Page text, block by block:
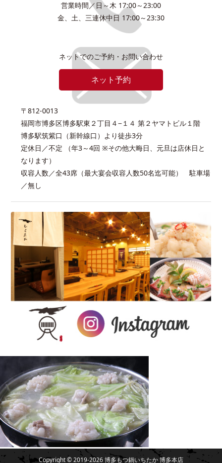
営業時間／日～木 17:00～23:00
金、土、三連休中日 17:00～23:30
ネットでのご予約・お問い合わせ
ネット予約
〒812-0013
福岡市博多区博多駅東２丁目４−１４ 第２ヤマトビル１階
博多駅筑紫口（新幹線口）より徒歩3分
定休日／不定 （年3～4回 ※その他大晦日、元旦は店休日と
なります）
収容人数／全43席（最大宴会収容人数50名迄可能） 駐車場
／無し
Copyright © 2019-2026 博多もつ鍋いちたか 博多本店